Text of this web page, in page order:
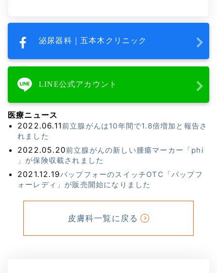
泌尿器科｜五本木クリニック
LINE公式アカウント
医療ニュース
2022.06.11前立腺がんは10年間で1.8倍増加と報告さ
れました
2022.05.20前立腺がんの新しい腫瘍マーカー「phi
」が保険収載されました
2021.12.19バップフォーのスイッチOTC「バップフ
ォーレディ」が販売開始になりました
皮膚科一覧に戻る